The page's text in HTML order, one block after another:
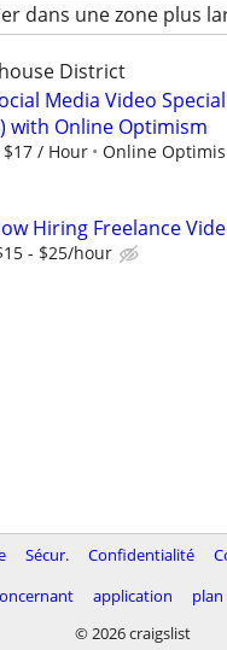
dans une zone plus
District
Media Video
with Online Optimism
$17 / Hour Online
Hiring Freelance
- $25/hour
Sécur. Confidentialité
application
© 2026 craigslist